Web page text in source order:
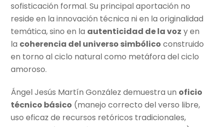
sofisticación formal. Su principal aportación no
reside en la innovación técnica ni en la originalidad
temática, sino en la autenticidad de la voz y en
la coherencia del universo simbólico construido
en torno al ciclo natural como metáfora del ciclo
amoroso.
Ángel Jesús Martín González demuestra un oficio
técnico básico (manejo correcto del verso libre,
uso eficaz de recursos retóricos tradicionales,